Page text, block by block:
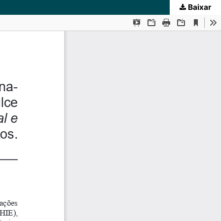
Baixar